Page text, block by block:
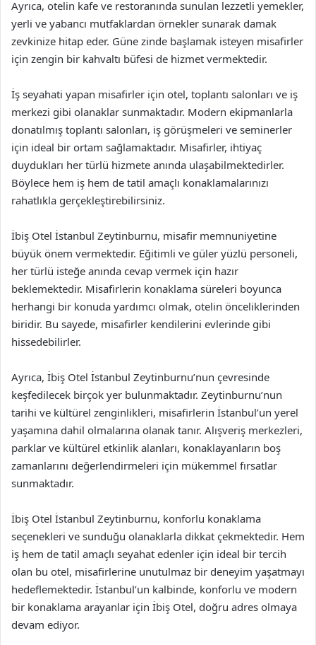
Ayrıca, otelin kafe ve restoranında sunulan lezzetli yemekler,
yerli ve yabancı mutfaklardan örnekler sunarak damak
zevkinize hitap eder. Güne zinde başlamak isteyen misafirler
için zengin bir kahvaltı büfesi de hizmet vermektedir.
İş seyahati yapan misafirler için otel, toplantı salonları ve iş
merkezi gibi olanaklar sunmaktadır. Modern ekipmanlarla
donatılmış toplantı salonları, iş görüşmeleri ve seminerler
için ideal bir ortam sağlamaktadır. Misafirler, ihtiyaç
duydukları her türlü hizmete anında ulaşabilmektedirler.
Böylece hem iş hem de tatil amaçlı konaklamalarınızı
rahatlıkla gerçekleştirebilirsiniz.
İbiş Otel İstanbul Zeytinburnu, misafir memnuniyetine
büyük önem vermektedir. Eğitimli ve güler yüzlü personeli,
her türlü isteğe anında cevap vermek için hazır
beklemektedir. Misafirlerin konaklama süreleri boyunca
herhangi bir konuda yardımcı olmak, otelin önceliklerinden
biridir. Bu sayede, misafirler kendilerini evlerinde gibi
hissedebilirler.
Ayrıca, İbiş Otel İstanbul Zeytinburnu’nun çevresinde
keşfedilecek birçok yer bulunmaktadır. Zeytinburnu’nun
tarihi ve kültürel zenginlikleri, misafirlerin İstanbul’un yerel
yaşamına dahil olmalarına olanak tanır. Alışveriş merkezleri,
parklar ve kültürel etkinlik alanları, konaklayanların boş
zamanlarını değerlendirmeleri için mükemmel fırsatlar
sunmaktadır.
İbiş Otel İstanbul Zeytinburnu, konforlu konaklama
seçenekleri ve sunduğu olanaklarla dikkat çekmektedir. Hem
iş hem de tatil amaçlı seyahat edenler için ideal bir tercih
olan bu otel, misafirlerine unutulmaz bir deneyim yaşatmayı
hedeflemektedir. İstanbul’un kalbinde, konforlu ve modern
bir konaklama arayanlar için İbiş Otel, doğru adres olmaya
devam ediyor.